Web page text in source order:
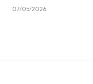
07/05/2026